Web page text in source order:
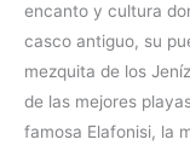
encanto y cultura
casco antiguo, su
mezquita de los
de las mejores
famosa Elafonisi, la